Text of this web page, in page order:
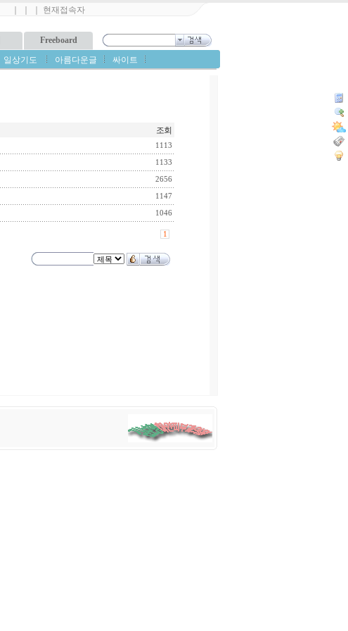
현재접속자
Freeboard
일상기도 아름다운글 싸이트
조회
1113
1133
2656
1147
1046
1